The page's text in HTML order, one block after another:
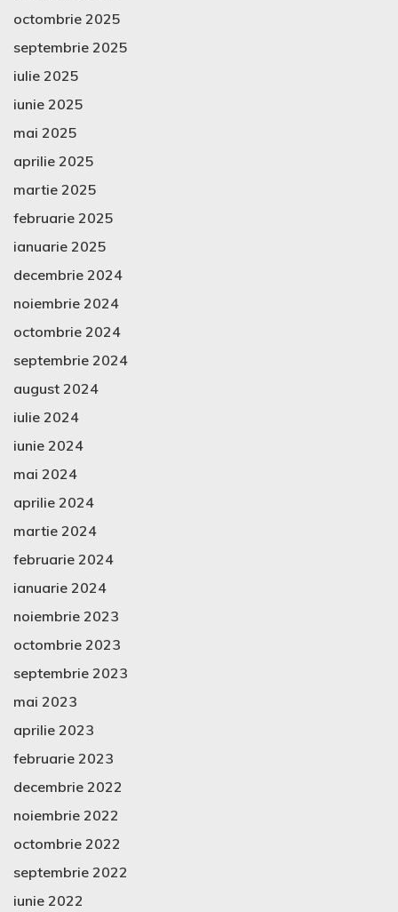
octombrie 2025
septembrie 2025
iulie 2025
iunie 2025
mai 2025
aprilie 2025
martie 2025
februarie 2025
ianuarie 2025
decembrie 2024
noiembrie 2024
octombrie 2024
septembrie 2024
august 2024
iulie 2024
iunie 2024
mai 2024
aprilie 2024
martie 2024
februarie 2024
ianuarie 2024
noiembrie 2023
octombrie 2023
septembrie 2023
mai 2023
aprilie 2023
februarie 2023
decembrie 2022
noiembrie 2022
octombrie 2022
septembrie 2022
iunie 2022